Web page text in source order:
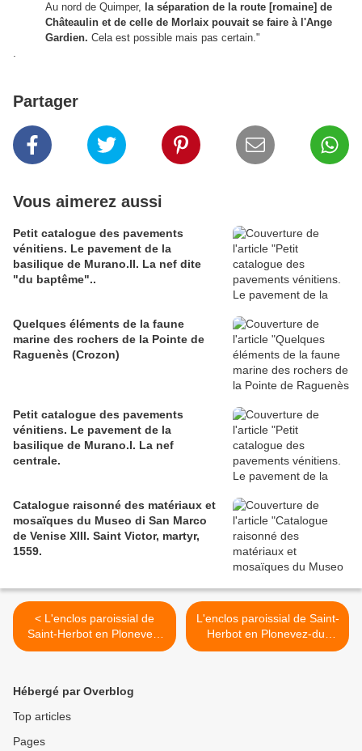
Au nord de Quimper, la séparation de la route [romaine] de
Châteaulin et de celle de Morlaix pouvait se faire à l'Ange
Gardien. Cela est possible mais pas certain."
.
Partager
Vous aimerez aussi
Petit catalogue des pavements
vénitiens. Le pavement de la
basilique de Murano.II. La nef dite
"du baptême"..
Quelques éléments de la faune
marine des rochers de la Pointe de
Raguenès (Crozon)
Petit catalogue des pavements
vénitiens. Le pavement de la
basilique de Murano.I. La nef
centrale.
Catalogue raisonné des matériaux et
mosaïques du Museo di San Marco
de Venise XIII. Saint Victor, martyr,
1559.
< L'enclos paroissial de
Saint-Herbot en Plonevez-
du-Faou. VIIId. La clôture
L'enclos paroissial de Saint-
Herbot en Plonevez-du-
Faou. IX. Le calvaire. >
Hébergé par Overblog
Top articles
Pages